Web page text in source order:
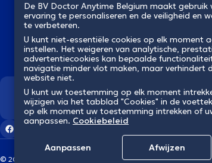
Charleroi
Luik
Namen
Leuven
Mons
Aalst
Wij
© 2026 doctoranytime
De BV Doctor Anytime Belgium maakt gebruik
ervaring te personaliseren en de veiligheid en
te verbeteren.
U kunt niet-essentiële cookies op elk moment
instellen. Het weigeren van analytische,
advertentiecookies kan bepaalde
navigatie minder vlot maken, maar verhindert
website niet.
U kunt uw toestemming op elk moment
wijzigen via het tabblad "Cookies" in de
op elk moment uw toestemming intrekken of
aanpassen. Cookiebeleid
Aanpassen Afwijzen